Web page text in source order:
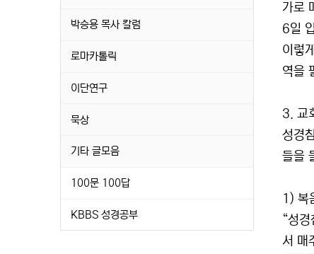
가로
6일
이렇
역을
3. 교
성경
들을
1) 복
“성
서 매
박승용 목사 칼럼
로마카톨릭
이단연구
묵상
기타 글모음
100문 100답
KBBS 성경공부